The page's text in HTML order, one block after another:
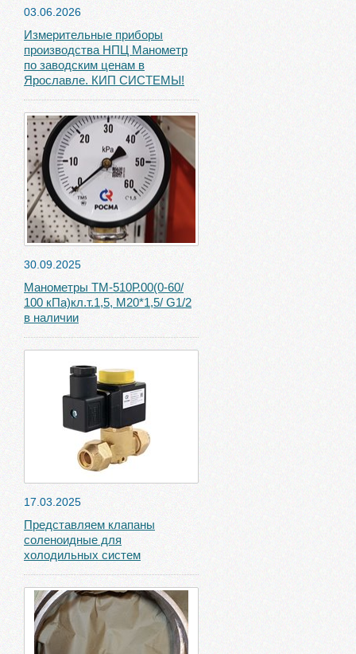
03.06.2026
Измерительные приборы
производства НПЦ Манометр
по заводским ценам в
Ярославле. КИП СИСТЕМЫ!
30.09.2025
Манометры ТМ-510Р.00(0-60/
100 кПа)кл.т.1,5, М20*1,5/ G1/2
в наличии
17.03.2025
Представляем клапаны
соленоидные для
холодильных систем